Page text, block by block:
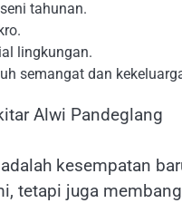
tahunan.
lingkungan.
semangat dan
Alwi Pandeglang
kesempatan
tetapi juga